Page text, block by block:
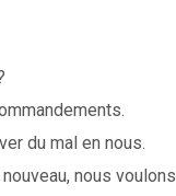
du mal en nous.
nous voulons